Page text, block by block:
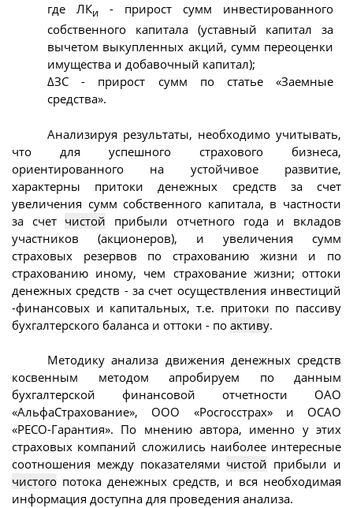
где ЛКи - прирост сумм инвестированного
собственного капитала (уставный капитал за
вычетом выкупленных акций, сумм переоценки
имущества и добавочный капитал);
ΔЗС - прирост сумм по статье «Заемные
средства».
Анализируя результаты, необходимо учитывать,
что для успешного страхового бизнеса,
ориентированного на устойчивое развитие,
характерны притоки денежных средств за счет
увеличения сумм собственного капитала, в частности
за счет чистой прибыли отчетного года и вкладов
участников (акционеров), и увеличения сумм
страховых резервов по страхованию жизни и по
страхованию иному, чем страхование жизни; оттоки
денежных средств - за счет осуществления инвестиций
-финансовых и капитальных, т.е. притоки по пассиву
бухгалтерского баланса и оттоки - по активу.
Методику анализа движения денежных средств
косвенным методом апробируем по данным
бухгалтерской финансовой отчетности ОАО
«АльфаСтрахование», ООО «Росгосстрах» и ОСАО
«РЕСО-Гарантия». По мнению автора, именно у этих
страховых компаний сложились наиболее интересные
соотношения между показателями чистой прибыли и
чистого потока денежных средств, и вся необходимая
информация доступна для проведения анализа.